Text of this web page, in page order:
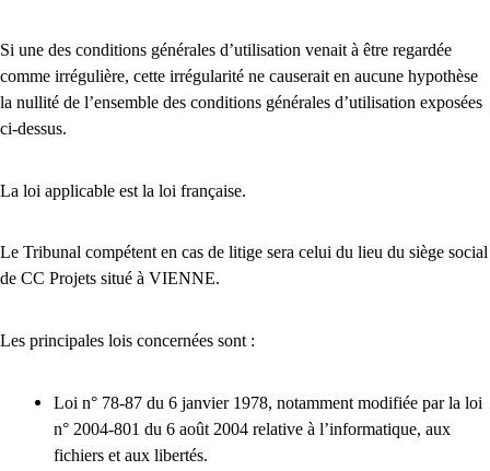
Si une des conditions générales d’utilisation venait à être regardée
comme irrégulière, cette irrégularité ne causerait en aucune hypothèse
la nullité de l’ensemble des conditions générales d’utilisation exposées
ci-dessus.
La loi applicable est la loi française.
Le Tribunal compétent en cas de litige sera celui du lieu du siège social
de CC Projets situé à VIENNE.
Les principales lois concernées sont :
Loi n° 78-87 du 6 janvier 1978, notamment modifiée par la loi
n° 2004-801 du 6 août 2004 relative à l’informatique, aux
fichiers et aux libertés.